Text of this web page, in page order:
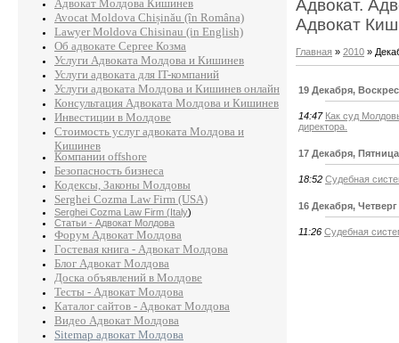
Адвокат Молдова Кишинев
Avocat Moldova Chișinău (în Româna)
Lawyer Moldova Chisinau (in English)
Об адвокате Сергее Козма
Услуги Адвоката Молдова и Кишинев
Услуги адвоката для IT-компаний
Услуги адвоката Молдова и Кишинев онлайн
Консультация Адвоката Молдова и Кишинев
Инвестиции в Молдове
Стоимость услуг адвоката Молдова и
Кишинев
Компании offshore
Безопасность бизнеса
Кодексы, Законы Молдовы
Serghei Cozma Law Firm (USA)
Serghei Cozma Law Firm (Italy)
Статьи - Адвокат Молдова
Форум Адвокат Молдова
Гостевая книга - Адвокат Молдова
Блог Адвокат Молдова
Доска объявлений в Молдове
Тесты - Адвокат Молдова
Каталог сайтов - Адвокат Молдова
Видео Адвокат Молдова
Sitemap адвокат Молдова
Адвокат.
Адвокат
Главная » 2010 »
19 Декабря,
14:47 Как суд
директора.
17 Декабря, Пятница
18:52 Судебная
16 Декабря, Четверг
11:26 Судебная